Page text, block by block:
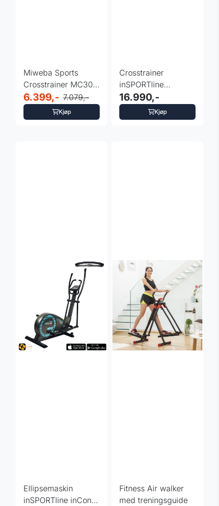
Miweba Sports
Crosstrainer MC300
– Effektiv trening
6.399,- 7.079,-
Kjøp
Crosstrainer
inSPORTline
Kapekor
16.990,-
Kjøp
Ellipsemaskin
inSPORTline inCondi
Fitness Air walker
med treningsguide